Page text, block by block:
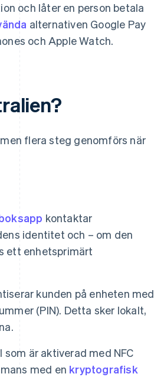
och låter en person betala
alternativen Google Pay
och Apple Watch.
flera steg genomförs när
kontaktar
identitet och – om den
ett enhetsprimärt
kunden på enheten med
(PIN). Detta sker lokalt,
är aktiverad med NFC
med en kryptografisk